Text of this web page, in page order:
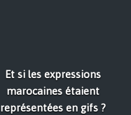
Et si les expressions
marocaines étaient
représentées en gifs ?